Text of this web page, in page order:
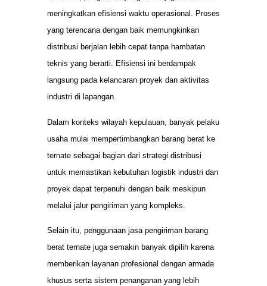
meningkatkan efisiensi waktu operasional. Proses
yang terencana dengan baik memungkinkan
distribusi berjalan lebih cepat tanpa hambatan
teknis yang berarti. Efisiensi ini berdampak
langsung pada kelancaran proyek dan aktivitas
industri di lapangan.
Dalam konteks wilayah kepulauan, banyak pelaku
usaha mulai mempertimbangkan barang berat ke
ternate sebagai bagian dari strategi distribusi
untuk memastikan kebutuhan logistik industri dan
proyek dapat terpenuhi dengan baik meskipun
melalui jalur pengiriman yang kompleks.
Selain itu, penggunaan jasa pengiriman barang
berat ternate juga semakin banyak dipilih karena
memberikan layanan profesional dengan armada
khusus serta sistem penanganan yang lebih